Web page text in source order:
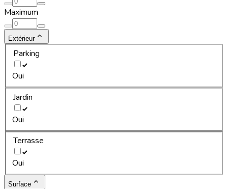
Maximum
Extérieur
Parking
Oui
Jardin
Oui
Terrasse
Oui
Surface